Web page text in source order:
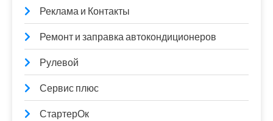
Реклама и Контакты
Ремонт и заправка автокондиционеров
Рулевой
Сервис плюс
СтартерОк